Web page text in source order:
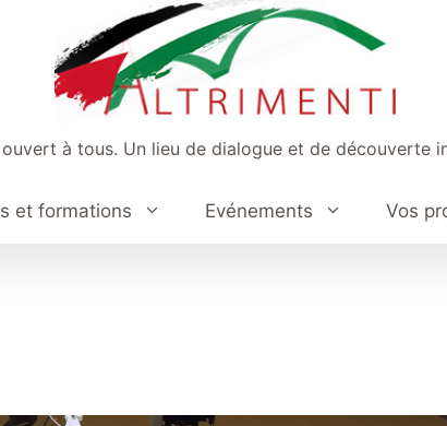
à tous. Un lieu de dialogue et de découverte
et formations Evénements Vos